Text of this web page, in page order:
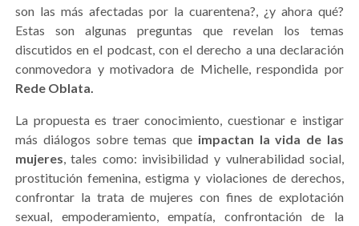
son las más afectadas por la cuarentena?, ¿y ahora qué?
Estas son algunas preguntas que revelan los temas
discutidos en el podcast, con el derecho a una declaración
conmovedora y motivadora de Michelle, respondida por
Rede Oblata.
La propuesta es traer conocimiento, cuestionar e instigar
más diálogos sobre temas que impactan la vida de las
mujeres , tales como: invisibilidad y vulnerabilidad social,
prostitución femenina, estigma y violaciones de derechos,
confrontar la trata de mujeres con fines de explotación
sexual, empoderamiento, empatía, confrontación de la